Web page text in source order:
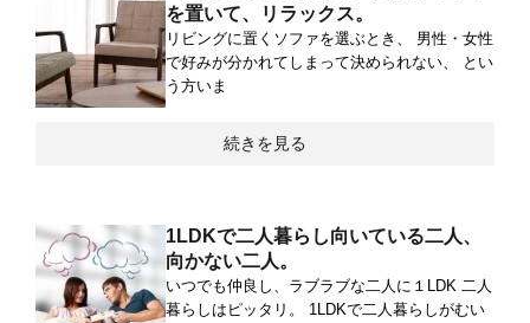
を置いて、リラックス。
リビングに置くソファを選ぶとき、 男性・女性
で好みが分かれてしまって決められない、 とい
う方いま
続きを見る
1LDKで二人暮らし向いている二人、
向かない二人。
いつでも仲良し、ラブラブな二人に１LDK 二人
暮らしはピッタリ。 1LDKで二人暮らしがむい